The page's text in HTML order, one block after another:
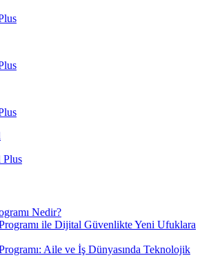
Plus
Nedir?
ile Dijital Güvenlikte Yeni Ufuklara
Aile ve İş Dünyasında Teknolojik